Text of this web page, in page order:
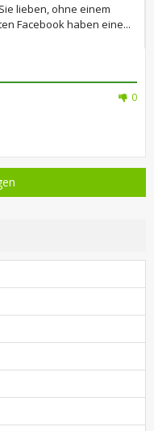
lieben, ohne einem
Facebook haben eine...
0